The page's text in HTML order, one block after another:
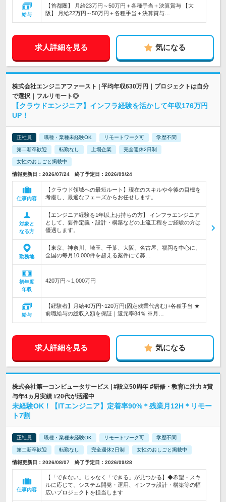
給与
【首都圏】 月給23万円～50万円＋各種手当＋決算賞与 【大
阪】 月給22万円～50万円＋各種手当＋決算賞与…
求人詳細を見る 気になる
株式会社エンジニアファースト | 平均年収630万円｜プロジェクトは自分
で選択｜フルリモート◎
【クラウドエンジニア】インフラ経験を活かして年収176万円
UP！
正社員 職種・業種未経験OK リモートワーク可 学歴不問
第二新卒歓迎 転勤なし 上場企業 完全週休2日制
女性のおしごと掲載中
情報更新日：2026/07/24 終了予定日：2026/09/24
仕事内容
【クラウド領域への最短ルート】現在のスキルや今後の目標を
考慮し、最適なフェーズからお任せします。
対象と
なる方
【エンジニア経験を1年以上お持ちの方】 インフラエンジニア
として、要件定義・設計・構築などの上流工程をご経験の方は
優遇します。
勤務地
【東京、神奈川、埼玉、千葉、大阪、名古屋、福岡を中心に、
全国の毎月10,000件を超える案件にて募…
初年度
年収
420万円～1,000万円
給与
【経験者】月給40万円~120万円(固定残業代含む)+各種手当 ★
前職給与の総収入額を保証｜還元率84％ ※月…
求人詳細を見る 気になる
株式会社第一コンピュータサービス | #設立50周年 #研修・教育に注力 #賞
与年4ヵ月実績 #20代が活躍中
未経験OK！【ITエンジニア】定着率90%＊残業月12H＊リモー
ト7割
正社員 職種・業種未経験OK リモートワーク可 学歴不問
第二新卒歓迎 転勤なし 完全週休2日制 女性のおしごと掲載中
情報更新日：2026/08/07 終了予定日：2026/09/28
仕事内容
【「できない」じゃなく「できる」が見つかる】◆希望・スキ
ルに応じて、システム開発・運用、インフラ設計・構築等の幅
広いプロジェクトを担当します